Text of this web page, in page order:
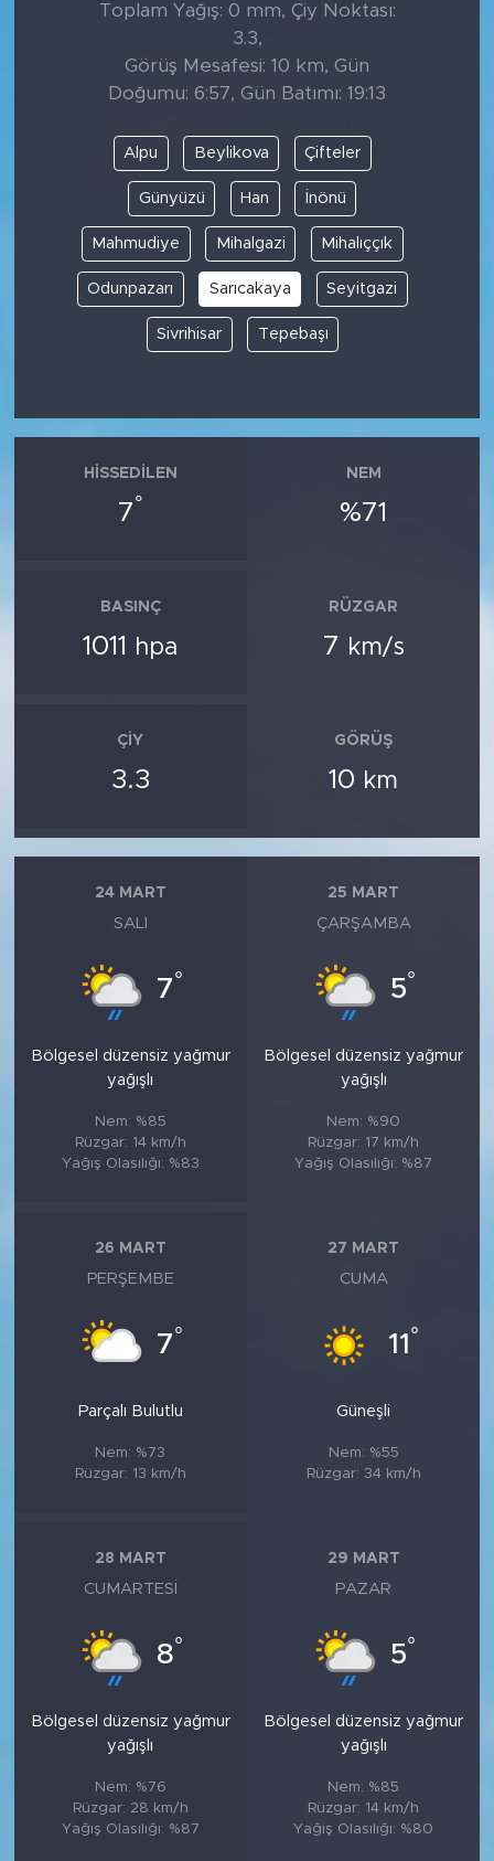
Toplam Yağış: 0 mm, Çiy Noktası:
3.3,
Görüş Mesafesi: 10 km, Gün
Doğumu: 6:57, Gün Batımı: 19:13
Alpu Beylikova Çifteler
Günyüzü Han İnönü
Mahmudiye Mihalgazi Mihalıççık
Odunpazarı Sarıcakaya Seyitgazi
Sivrihisar Tepebaşı
HISSEDILEN
7°
NEM
%71
BASINÇ
1011 hpa
RÜZGAR
7 km/s
ÇIY
3.3
GÖRÜŞ
10 km
24 MART
SALI
7°
Bölgesel düzensiz yağmur
yağışlı
Nem: %85
Rüzgar: 14 km/h
Yağış Olasılığı: %83
25 MART
ÇARŞAMBA
5°
Bölgesel düzensiz yağmur
yağışlı
Nem: %90
Rüzgar: 17 km/h
Yağış Olasılığı: %87
26 MART
PERŞEMBE
7°
Parçalı Bulutlu
Nem: %73
Rüzgar: 13 km/h
27 MART
CUMA
11 °
Güneşli
Nem: %55
Rüzgar: 34 km/h
28 MART
CUMARTESI
8°
Bölgesel düzensiz yağmur
yağışlı
Nem: %76
Rüzgar: 28 km/h
Yağış Olasılığı: %87
29 MART
PAZAR
5°
Bölgesel düzensiz yağmur
yağışlı
Nem: %85
Rüzgar: 14 km/h
Yağış Olasılığı: %80